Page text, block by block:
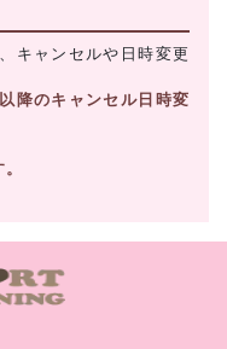
キャンセルや日時変更
降のキャンセル日時変